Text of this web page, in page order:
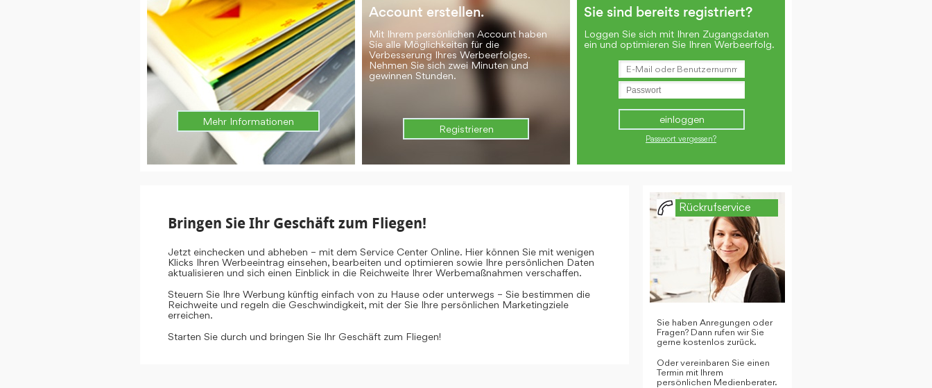
Mehr Informationen
Account erstellen.
Mit Ihrem persönlichen Account haben
Sie alle Möglichkeiten für die
Verbesserung Ihres Werbeerfolges.
Nehmen Sie sich zwei Minuten und
gewinnen Stunden.
Registrieren
Sie sind bereits registriert?
Loggen Sie sich mit Ihren Zugangsdaten
ein und optimieren Sie Ihren Werbeerfolg.
Passwort vergessen?
Bringen Sie Ihr Geschäft zum Fliegen!
Jetzt einchecken und abheben – mit dem Service Center Online. Hier können Sie mit wenigen
Klicks Ihren Werbeeintrag einsehen, bearbeiten und optimieren sowie Ihre persönlichen Daten
aktualisieren und sich einen Einblick in die Reichweite Ihrer Werbemaßnahmen verschaffen.
Steuern Sie Ihre Werbung künftig einfach von zu Hause oder unterwegs – Sie bestimmen die
Reichweite und regeln die Geschwindigkeit, mit der Sie Ihre persönlichen Marketingziele
erreichen.
Starten Sie durch und bringen Sie Ihr Geschäft zum Fliegen!
Rückrufservice
Sie haben Anregungen oder
Fragen? Dann rufen wir Sie
gerne kostenlos zurück.
Oder vereinbaren Sie einen
Termin mit Ihrem
persönlichen Medienberater.